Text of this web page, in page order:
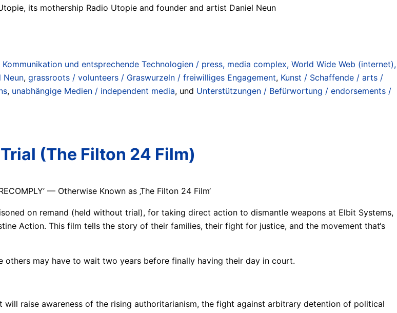
its mothership Radio Utopie and founder and artist Daniel Neun
und entsprechende Technologien / press, media complex, World Wide Web (internet),
Neun, grassroots / volunteers / Graswurzeln / freiwilliges Engagement, Kunst / Schaffende / arts /
, unabhängige Medien / independent media, und Unterstützungen / Befürwortung / endorsements /
(The Filton 24 Film)
— Otherwise Known as ‚The Filton 24 Film‘
on remand (held without trial), for taking direct action to dismantle weapons at Elbit Systems,
Action. This film tells the story of their families, their fight for justice, and the movement that‘s
may have to wait two years before finally having their day in court.
raise awareness of the rising authoritarianism, the fight against arbitrary detention of political